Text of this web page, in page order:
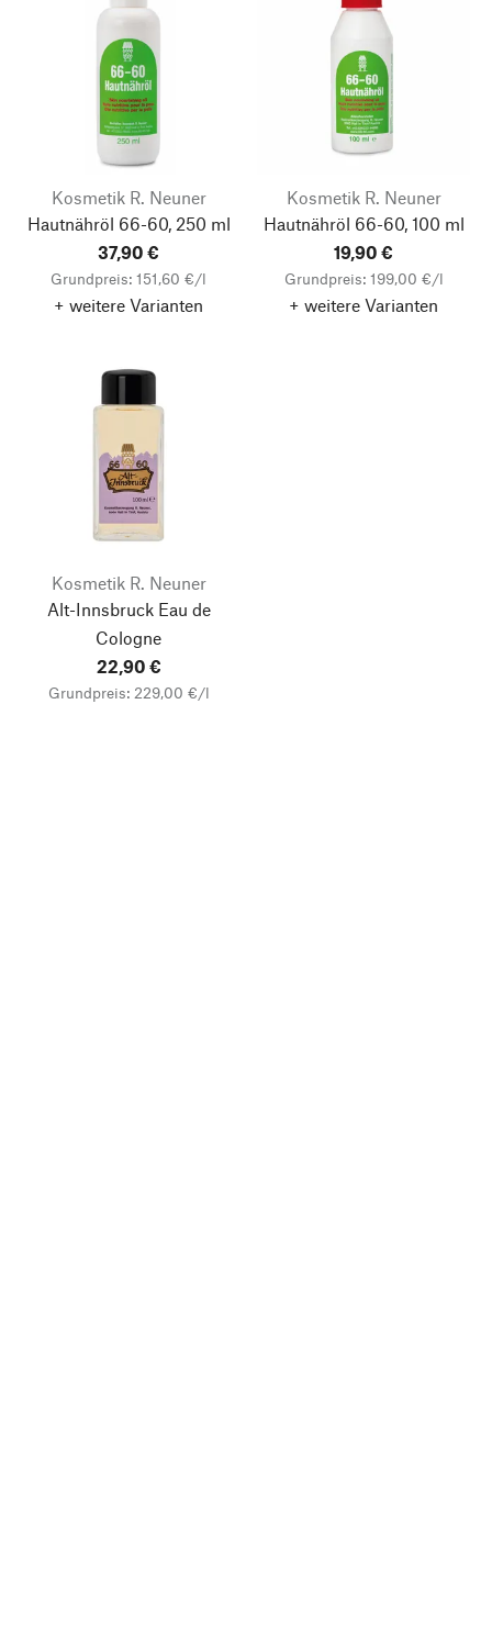
Kosmetik R. Neuner
Hautnähröl 66-60, 250 ml
37,90 €
Grundpreis: 151,60 €/l
+ weitere Varianten
Kosmetik R. Neuner
Hautnähröl 66-60, 100 ml
19,90 €
Grundpreis: 199,00 €/l
+ weitere Varianten
Kosmetik R. Neuner
Alt-Innsbruck Eau de
Cologne
22,90 €
Grundpreis: 229,00 €/l